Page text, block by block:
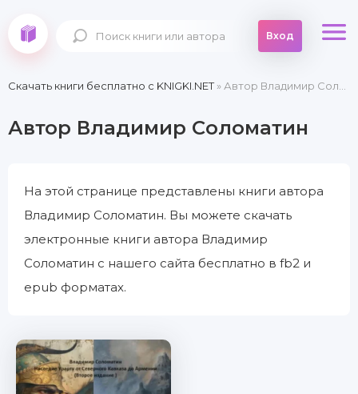
Вход
Скачать книги бесплатно c KNIGKI.NET» Автор Владимир Соломатин
Автор Владимир Соломатин
На этой странице представлены книги автора
Владимир Соломатин. Вы можете скачать
электронные книги автора Владимир
Соломатин с нашего сайта бесплатно в fb2 и
epub форматах.